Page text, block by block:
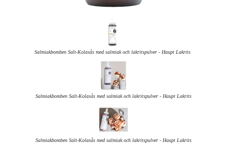
Salmiakbomben Salt-Kolasås med salmiak och lakritspulver - Haupt Lakrits
Salmiakbomben Salt-Kolasås med salmiak och lakritspulver - Haupt Lakrits
Salmiakbomben Salt-Kolasås med salmiak och lakritspulver - Haupt Lakrits